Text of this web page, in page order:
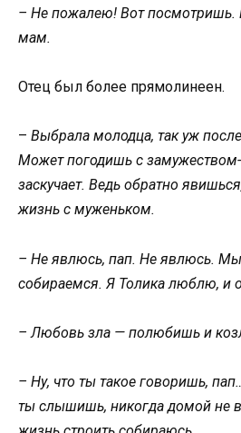
– Не пожалею! Вот посмотришь.
мам.
Отец был более прямолинеен.
– Выбрала молодца, так уж
Может погодишь с
заскучает. Ведь обратно
жизнь с муженьком.
– Не явлюсь, пап. Не явлюсь.
собираемся. Я Толика люблю, и
– Любовь зла — полюбишь и
– Ну, что ты такое говоришь,
ты слышишь, никогда домой не